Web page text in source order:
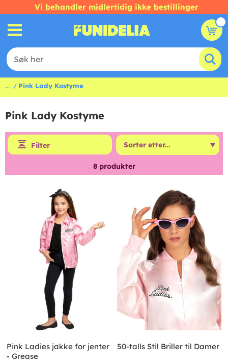
Vi behandler midlertidig ikke bestillinger
... Pink Lady Kostyme
Pink Lady Kostyme
Filter
8produkter
Pink Ladies jakke for jenter
- Grease
50-talls Stil Briller til Damer